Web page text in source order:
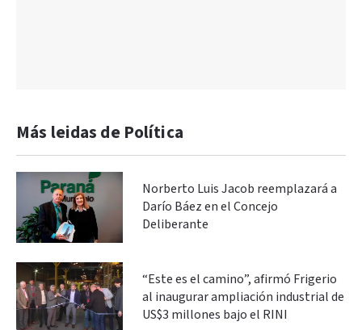
Más leidas de Política
Norberto Luis Jacob reemplazará a
Darío Báez en el Concejo
Deliberante
“Este es el camino”, afirmó Frigerio
al inaugurar ampliación industrial de
US$3 millones bajo el RINI